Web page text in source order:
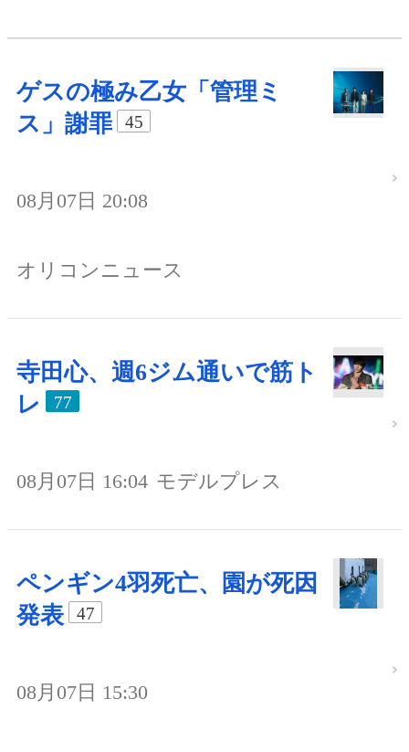
ゲスの極み乙女「管理ミ
ス」謝罪
45
08月07日 20:08
オリコンニュース
寺田心、週6ジム通いで筋ト
レ
77
08月07日 16:04 モデルプレス
ペンギン4羽死亡、園が死因
発表
47
08月07日 15:30